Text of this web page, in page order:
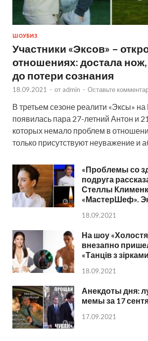
ШОУБИЗ
Участники «Эксов» –
отношениях: достала нож,
до потери сознания
18.09.2021 - от admin - Оставьте
В третьем сезоне реалити «Эксы»
появилась пара 27-летний Антон и
которых немало проблем в
только присутствуют неуважение и
«Проблемы со
подруга
Стеллы
«МастерШеф».
18.09.2021
На шоу
внезапно
«Танців з
18.09.2021
Анекдоты дня:
мемы за 17
17.09.2021